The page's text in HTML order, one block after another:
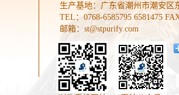
生产基地：广东省潮州市潮安区
TEL：0768-6585795 6581475
邮箱：st@stpurify.com